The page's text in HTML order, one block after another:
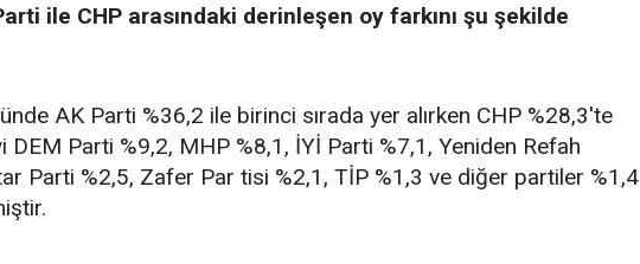
ile CHP arasındaki derinleşen oy farkını şu şekilde
AK Parti %36,2 ile birinci sırada yer alırken CHP %28,3'te
DEM Parti %9,2, MHP %8,1, İYİ Parti %7,1, Yeniden Refah
Parti %2,5, Zafer Par tisi %2,1, TİP %1,3 ve diğer partiler %1,4